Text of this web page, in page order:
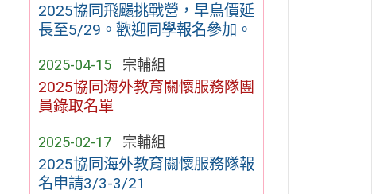
2025協同飛颺挑戰營，早鳥價延
長至5/29。歡迎同學報名參加。
2025-04-15 宗輔組
2025協同海外教育關懷服務隊團
員錄取名單
2025-02-17 宗輔組
2025協同海外教育關懷服務隊報
名申請3/3-3/21